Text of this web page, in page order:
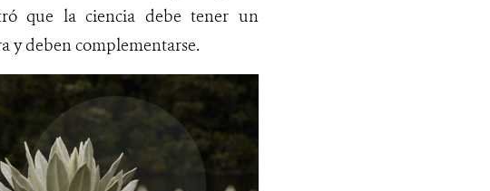
que la ciencia debe tener un
y deben complementarse.